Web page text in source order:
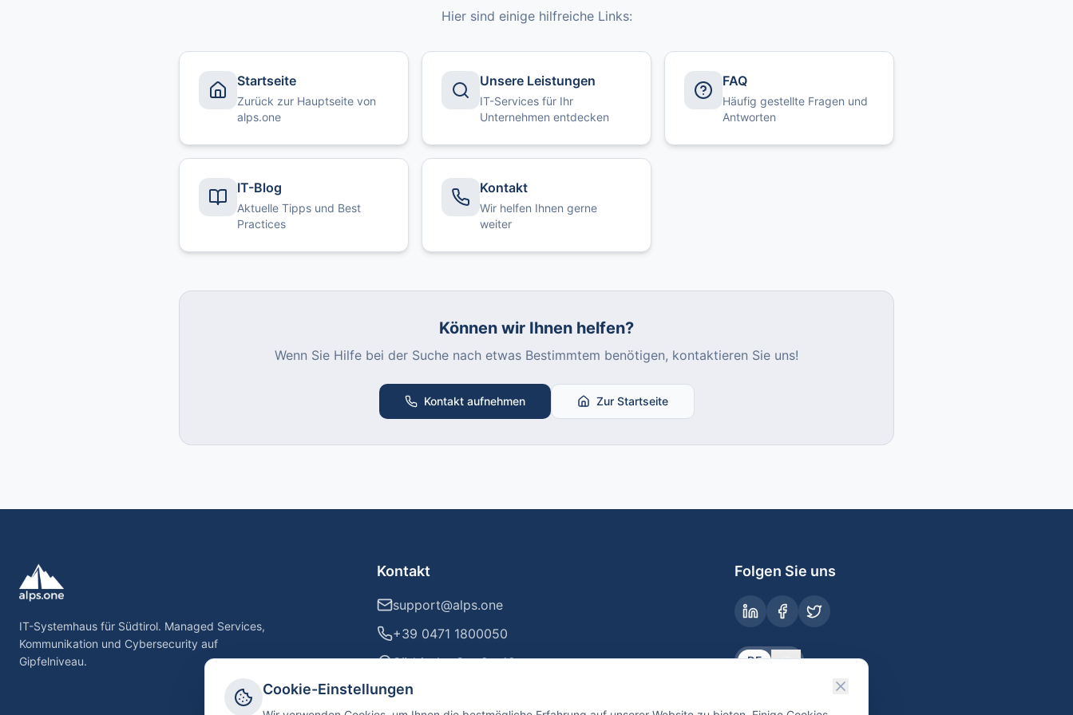
Hier sind einige hilfreiche Links:
Startseite
Zurück zur Hauptseite von
alps.one
Unsere Leistungen
IT-Services für Ihr
Unternehmen entdecken
FAQ
Häufig gestellte Fragen und
Antworten
IT-Blog
Aktuelle Tipps und Best
Practices
Kontakt
Wir helfen Ihnen gerne
weiter
Können wir Ihnen helfen?
Wenn Sie Hilfe bei der Suche nach etwas Bestimmtem benötigen, kontaktieren Sie uns!
Kontakt aufnehmen Zur Startseite
IT-Systemhaus für Südtirol. Managed Services,
Kommunikation und Cybersecurity auf
Gipfelniveau.
Kontakt
support@alps.one
+39 0471 1800050
Südtiroler Straße 42
Folgen Sie uns
DE IT
Cookie-Einstellungen